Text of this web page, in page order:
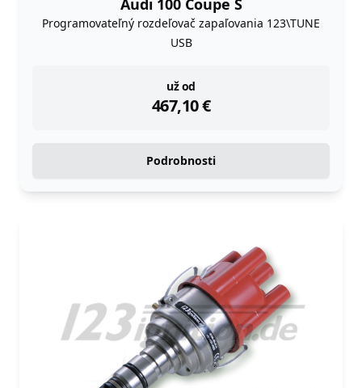
Audi 100 Coupe S
Programovateľný rozdeľovač zapaľovania 123\TUNE
USB
už od
467,10€
instock
Podrobnosti